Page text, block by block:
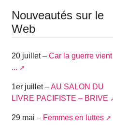
Nouveautés sur le
Web
20 juillet –Car la guerre vient
...
1er juillet –AU SALON DU
LIVRE PACIFISTE – BRIVE
29 mai – Femmes en luttes